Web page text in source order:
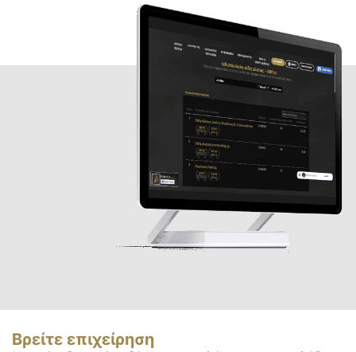
Βρείτε επιχείρηση